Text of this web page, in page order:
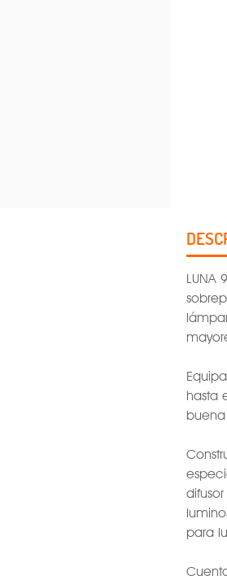
LUNA
hasta
para